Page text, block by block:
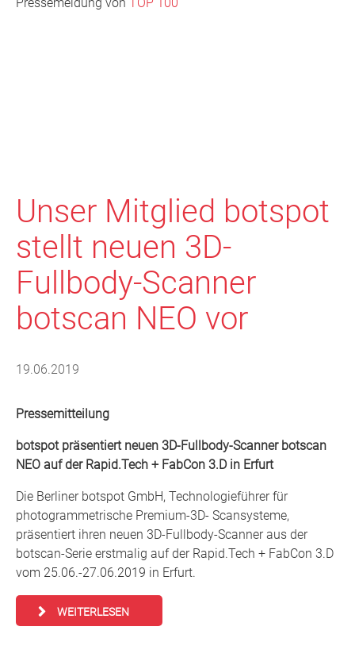
Unser Mitglied botspot
stellt neuen 3D-
Fullbody-Scanner
botscan NEO vor
19.06.2019
Pressemitteilung
botspot präsentiert neuen 3D-Fullbody-Scanner botscan
NEO auf der Rapid.Tech + FabCon 3.D in Erfurt
Die Berliner botspot GmbH, Technologieführer für
photogrammetrische Premium-3D- Scansysteme,
präsentiert ihren neuen 3D-Fullbody-Scanner aus der
botscan-Serie erstmalig auf der Rapid.Tech + FabCon 3.D
vom 25.06.-27.06.2019 in Erfurt.
WEITERLESEN